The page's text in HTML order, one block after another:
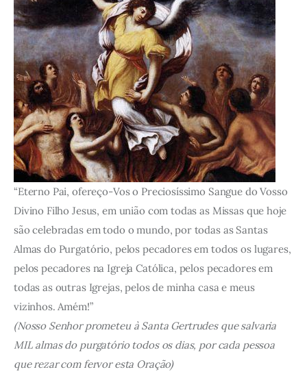
“Eterno Pai, ofereço-Vos o Preciosíssimo Sangue do Vosso
Divino Filho Jesus, em união com todas as Missas que hoje
são celebradas em todo o mundo, por todas as Santas
Almas do Purgatório, pelos pecadores em todos os lugares,
pelos pecadores na Igreja Católica, pelos pecadores em
todas as outras Igrejas, pelos de minha casa e meus
vizinhos. Amém!”
(Nosso Senhor prometeu à Santa Gertrudes que salvaria
MIL almas do purgatório todos os dias, por cada pessoa
que rezar com fervor esta Oração)